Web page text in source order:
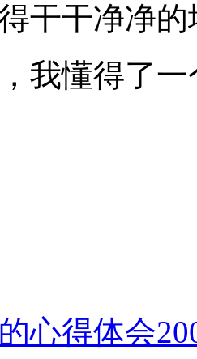
干干净净
我懂得了
心得体会